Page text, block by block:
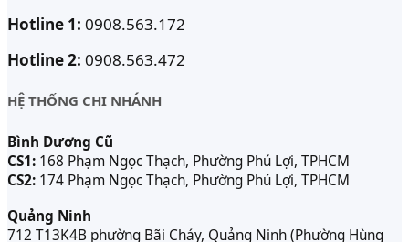
Hotline 1: 0908.563.172
Hotline 2: 0908.563.472
HỆ THỐNG CHI NHÁNH
Bình Dương Cũ
CS1: 168 Phạm Ngọc Thạch, Phường Phú Lợi, TPHCM
CS2: 174 Phạm Ngọc Thạch, Phường Phú Lợi, TPHCM
Quảng Ninh
712 T13K4B phường Bãi Cháy, Quảng Ninh (Phường Hùng